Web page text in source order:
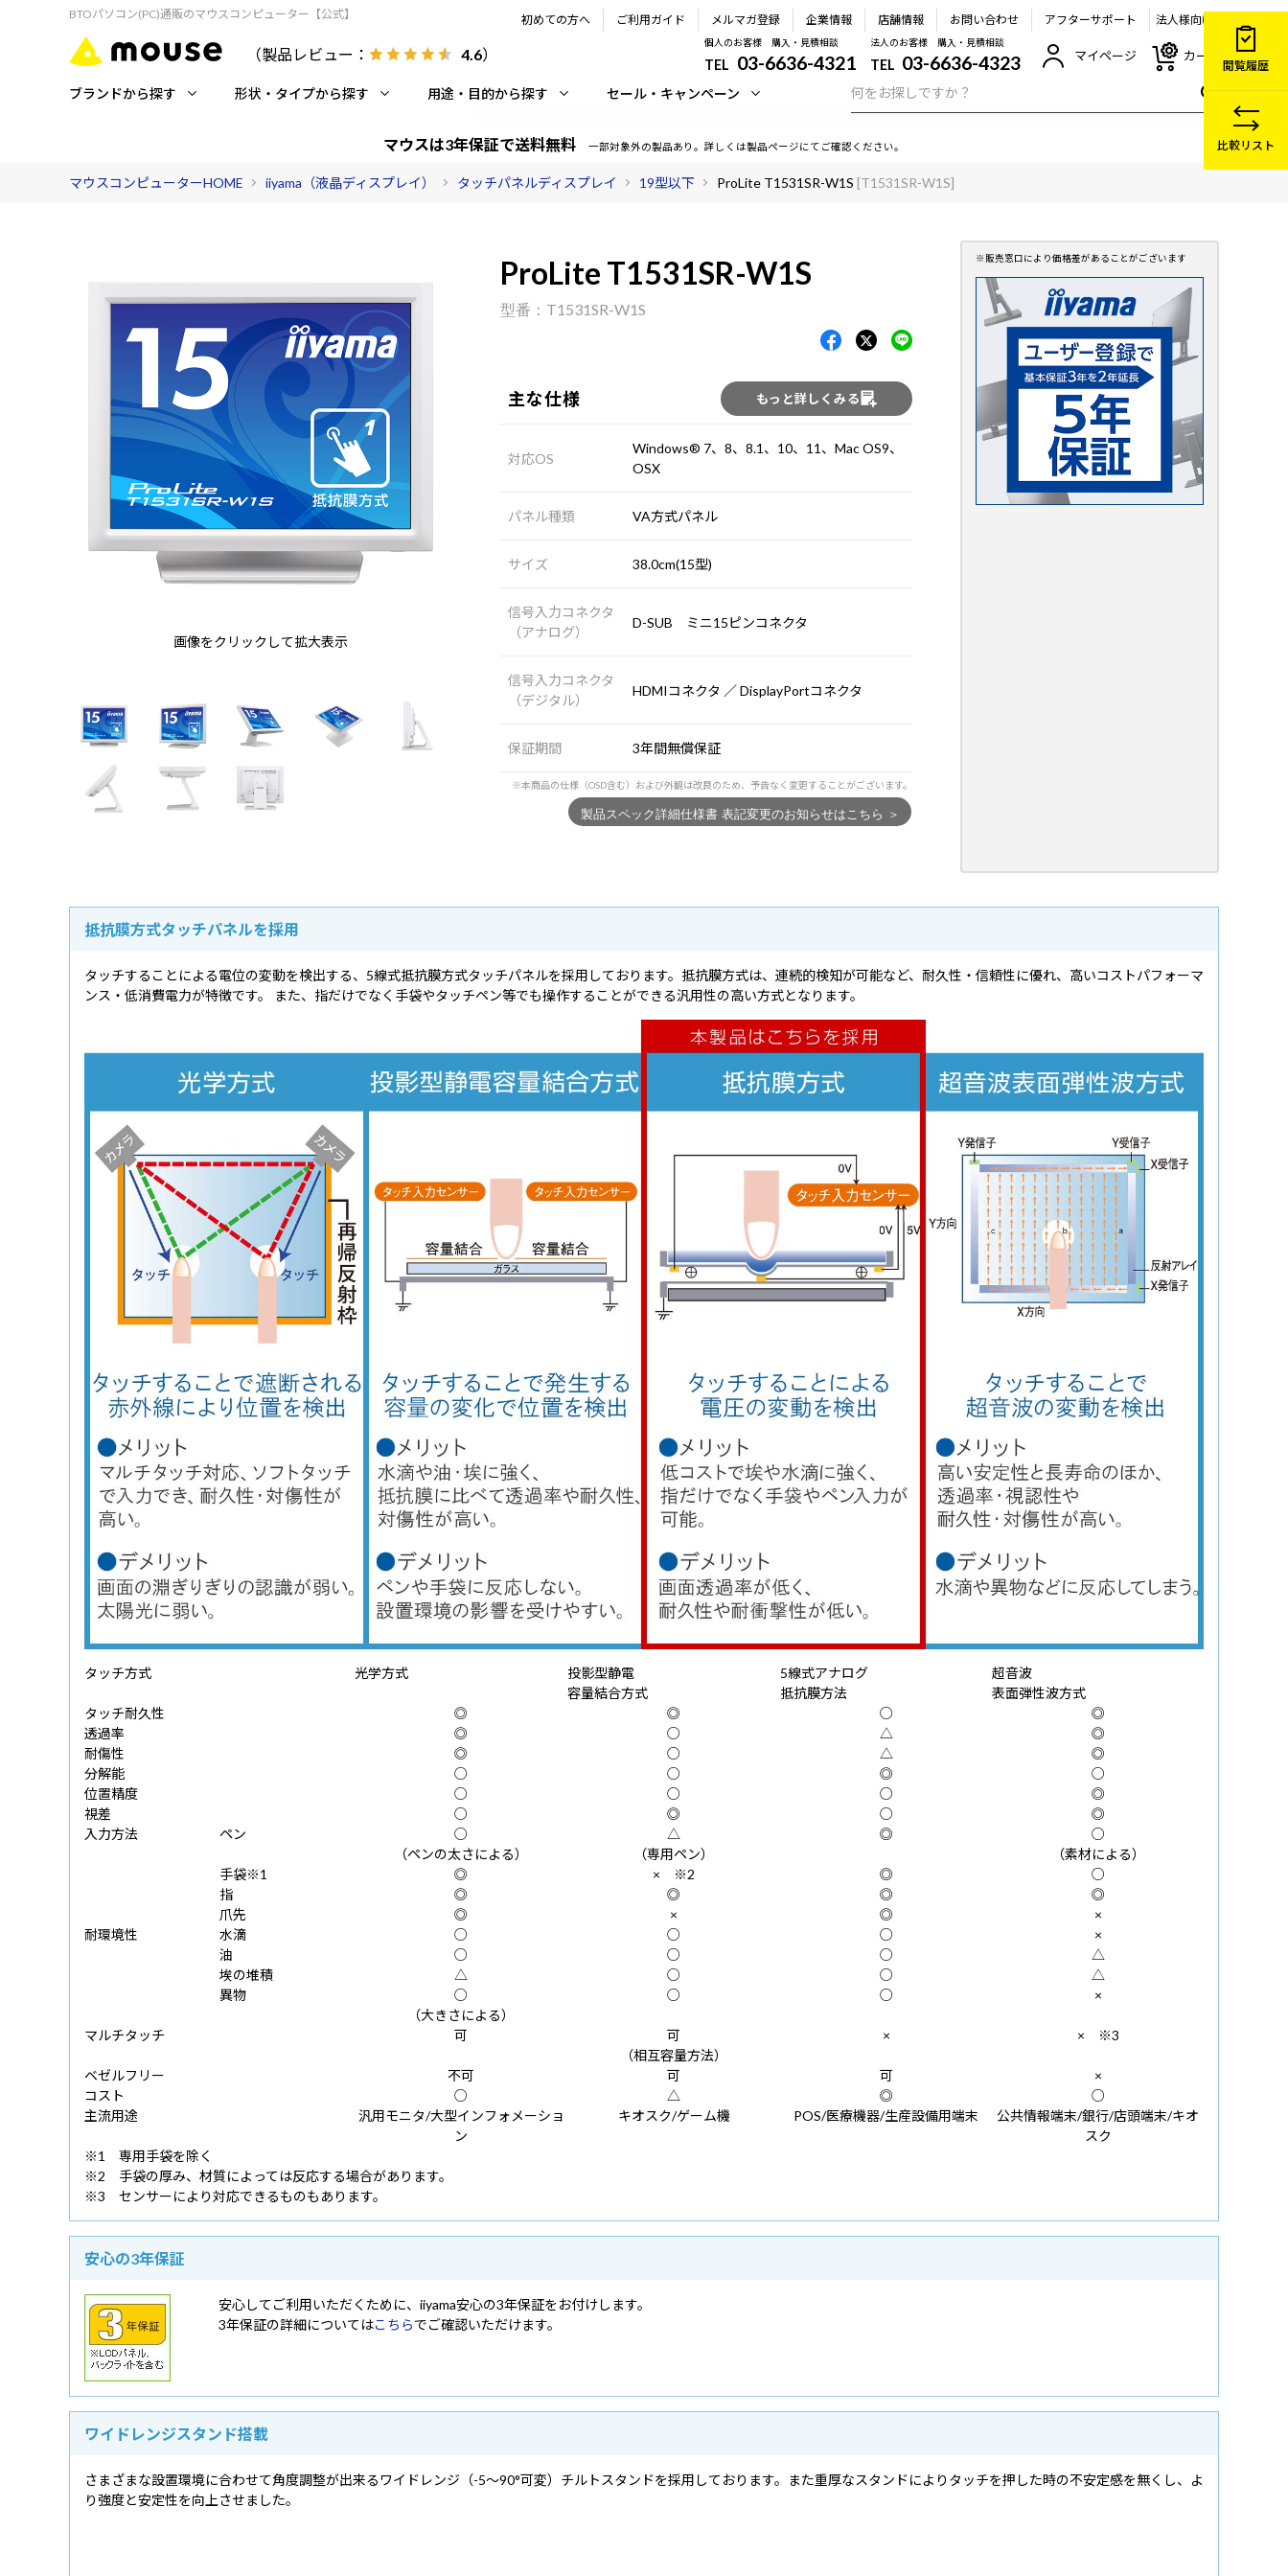
BTOパソコン(PC)通販のマウスコンピューター【公式】
（製品レビュー： 4.6）
初めての方へ ご利用ガイド メルマガ登録 企業情報 店舗情報 お問い合わせ アフターサポート 法人様向け
個人のお客様 購入・見積相談
TEL 03-6636-4321
法人のお客様 購入・見積相談
TEL 03-6636-4323 マイページ カート
ブランドから探す 形状・タイプから探す 用途・目的から探す セール・キャンペーン
マウスは3年保証で送料無料 一部対象外の製品あり。詳しくは製品ページにてご確認ください。
マウスコンピューターHOME iiyama（液晶ディスプレイ） タッチパネルディスプレイ 19型以下 ProLite T1531SR-W1S [T1531SR-W1S]
画像をクリックして拡大表示
ProLite T1531SR-W1S
T1531SR-W1S
主な仕様 もっと詳しくみる
対応OS
Windows® 7、8、8.1、10、11、Mac OS9、
OSX
パネル種類 VA方式パネル
サイズ 38.0cm(15型)
信号入力コネクタ
（アナログ）
D-SUB ミニ15ピンコネクタ
信号入力コネクタ
（デジタル）
HDMIコネクタ ／ DisplayPortコネクタ
保証期間 3年間無償保証
抵抗膜方式タッチパネルを採用
タッチすることによる電位の変動を検出する、5線式抵抗膜方式タッチパネルを採用しております。抵抗膜方式は、連続的検知が可能など、耐久性・信頼性に優れ、高いコストパフォーマ
ンス・低消費電力が特徴です。 また、指だけでなく手袋やタッチペン等でも操作することができる汎用性の高い方式となります。
タッチ方式 光学方式
投影型静電
容量結合方式
5線式アナログ
抵抗膜方法
超音波
表面弾性波方式
タッチ耐久性
◎ ◎ ○
◎
透過率
◎ ○ △
◎
耐傷性
◎ ○ △
◎
分解能
○ ○ ◎
○
位置精度
○ ○ ○
◎
視差
○ ◎ ○
◎
入力方法
ペン
○
（ペンの太さによる）
△
（専用ペン）
◎
○
（素材による）
手袋※1
◎ × ※2 ◎
○
指
◎ ◎ ◎
◎
爪先
◎ × ◎
×
耐環境性
水滴 ○ ○ ○
×
油
○ ○ ○
△
埃の堆積
△ ○ ○
△
異物
○
（大きさによる）
○ ○ ×
マルチタッチ 可
可
（相互容量方法）
× × ※3
ベゼルフリー 不可 可 可
×
コスト
○ △ ◎
○
主流用途
汎用モニタ/大型インフォメーショ
ン
キオスク/ゲーム機 POS/医療機器/生産設備用端末
公共情報端末/銀行/店頭端末/キオ
スク
※1 専用手袋を除く
※2 手袋の厚み、材質によっては反応する場合があります。
※3 センサーにより対応できるものもあります。
安心の3年保証
安心してご利用いただくために、iiyama安心の3年保証をお付けします。
3年保証の詳細についてはこちらでご確認いただけます。
ワイドレンジスタンド搭載
さまざまな設置環境に合わせて角度調整が出来るワイドレンジ（-5～90°可変）チルトスタンドを採用しております。また重厚なスタンドによりタッチを押した時の不安定感を無くし、よ
り強度と安定性を向上させました。
閲覧履歴
比較リスト